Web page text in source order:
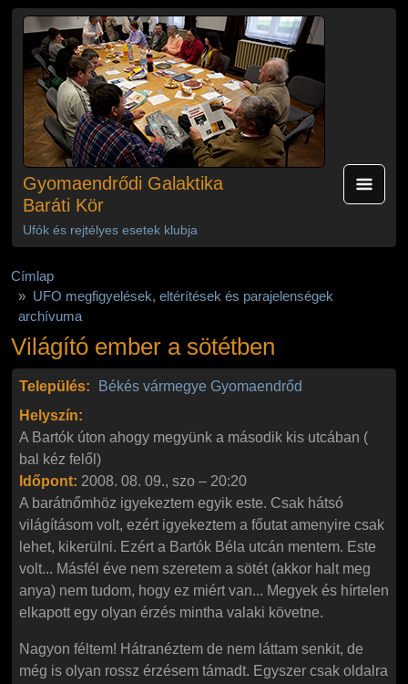
Ugrás a tartalomra
Gyomaendrődi Galaktika
Baráti Kör
Ufók és rejtélyes esetek klubja
Címlap
UFO megfigyelések, eltérítések és parajelenségek
archívuma
Világító ember a sötétben
Település: Békés vármegye Gyomaendrőd
Helyszín:
A Bartók úton ahogy megyünk a második kis utcában (
bal kéz felől)
Időpont: 2008. 08. 09., szo – 20:20
A barátnőmhöz igyekeztem egyik este. Csak hátsó
világításom volt, ezért igyekeztem a főutat amenyire csak
lehet, kikerülni. Ezért a Bartók Béla utcán mentem. Este
volt... Másfél éve nem szeretem a sötét (akkor halt meg
anya) nem tudom, hogy ez miért van... Megyek és hírtelen
elkapott egy olyan érzés mintha valaki követne.
Nagyon féltem! Hátranéztem de nem láttam senkit, de
még is olyan rossz érzésem támadt. Egyszer csak oldalra